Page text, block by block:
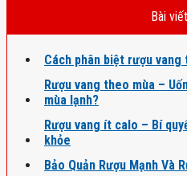
Bài
Cách phân biệt rượu vang
Rượu vang theo mùa –
mùa lạnh?
Rượu vang ít calo – Bí
khỏe
Bảo Quản Rượu Mạnh Và